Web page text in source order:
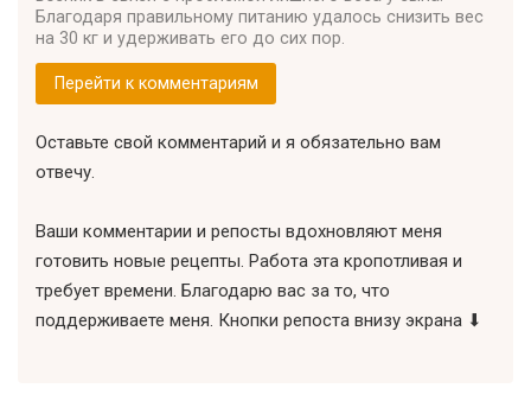
Благодаря правильному питанию удалось снизить вес
на 30 кг и удерживать его до сих пор.
Перейти к комментариям
Оставьте свой комментарий и я обязательно вам
отвечу.
Ваши комментарии и репосты вдохновляют меня
готовить новые рецепты. Работа эта кропотливая и
требует времени. Благодарю вас за то, что
поддерживаете меня. Кнопки репоста внизу экрана ⬇